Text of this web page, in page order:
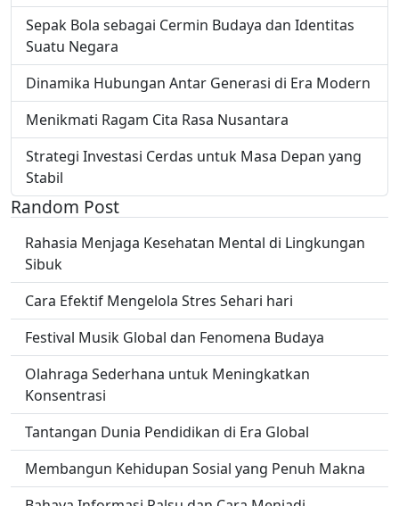
Sepak Bola sebagai Cermin Budaya dan Identitas
Suatu Negara
Dinamika Hubungan Antar Generasi di Era Modern
Menikmati Ragam Cita Rasa Nusantara
Strategi Investasi Cerdas untuk Masa Depan yang
Stabil
Random Post
Rahasia Menjaga Kesehatan Mental di Lingkungan
Sibuk
Cara Efektif Mengelola Stres Sehari hari
Festival Musik Global dan Fenomena Budaya
Olahraga Sederhana untuk Meningkatkan
Konsentrasi
Tantangan Dunia Pendidikan di Era Global
Membangun Kehidupan Sosial yang Penuh Makna